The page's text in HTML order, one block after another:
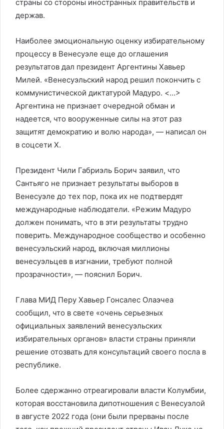
страны со стороны иностранных правительств и
держав.
Наиболее эмоциональную оценку избирательному
процессу в Венесуэле еще до оглашения
результатов дал президент Аргентины Хавьер
Милей. «Венесуэльский народ решил покончить с
коммунистической диктатурой Мадуро. <…>
Аргентина не признает очередной обман и
надеется, что вооруженные силы на этот раз
защитят демократию и волю народа», — написал он
в соцсети X.
Президент Чили Габриэль Борич заявил, что
Сантьяго не признает результаты выборов в
Венесуэле до тех пор, пока их не подтвердят
международные наблюдатели. «Режим Мадуро
должен понимать, что в эти результаты трудно
поверить. Международное сообщество и особенно
венесуэльский народ, включая миллионы
венесуэльцев в изгнании, требуют полной
прозрачности», — пояснил Борич.
Глава МИД Перу Хавьер Гонсалес Олаэчеа
сообщил, что в свете «очень серьезных
официальных заявлений венесуэльских
избирательных органов» власти страны приняли
решение отозвать для консультаций своего посла в
республике.
Более сдержанно отреагировали власти Колумбии,
которая восстановила дипотношения с Венесуэлой
в августе 2022 года (они были прерваны после